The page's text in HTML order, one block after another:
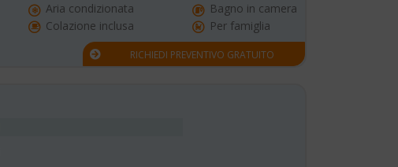
Aria condizionata
Bagno in camera
Colazione inclusa Per famiglia
RICHIEDI PREVENTIVO GRATUITO